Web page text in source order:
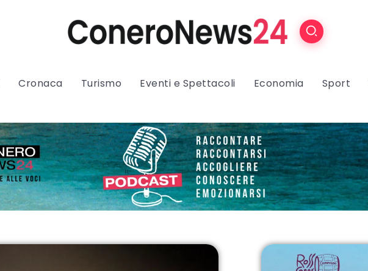
Cronaca Turismo Eventi e Spettacoli Economia Sport